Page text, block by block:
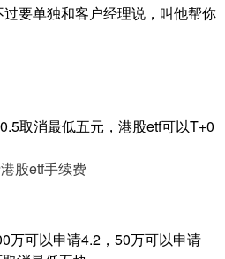
要单独和客户经理说，叫他帮你
取消最低五元，港股etf可以T+0
港股etf手续费
万可以申请4.2，50万可以申请